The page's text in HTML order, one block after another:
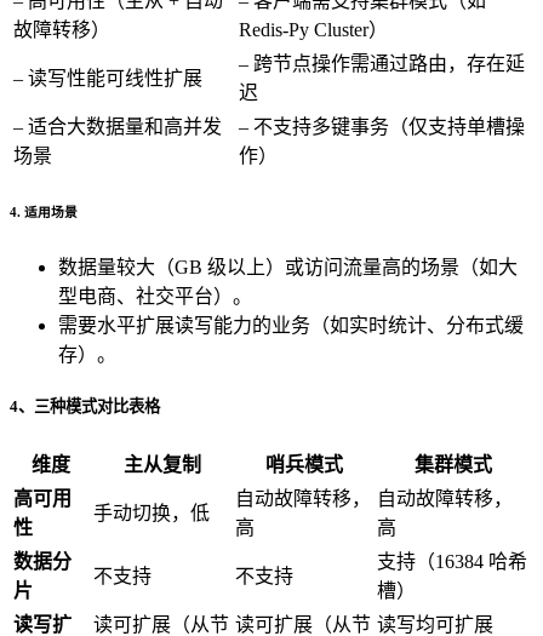
故障转移）
Redis-Py Cluster）
– 读写性能可线性扩展
– 跨节点操作需通过路由，存在延
迟
– 适合大数据量和高并发
场景
– 不支持多键事务（仅支持单槽操
作）
4. 适用场景
数据量较大（GB 级以上）或访问流量高的场景（如大
型电商、社交平台）。
需要水平扩展读写能力的业务（如实时统计、分布式缓
存）。
4、三种模式对比表格
维度 主从复制 哨兵模式
集群模式
高可用
性
手动切换，低
自动故障转移，
高
自动故障转移，
高
数据分
片
不支持 不支持
支持（16384 哈希
槽）
读写扩
读可扩展（从节 读可扩展（从节 读写均可扩展